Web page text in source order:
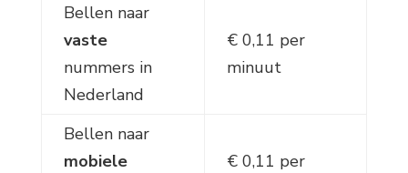
Bellen naar
vaste
nummers in
Nederland
€ 0,11 per
minuut
Bellen naar
mobiele
€ 0,11 per